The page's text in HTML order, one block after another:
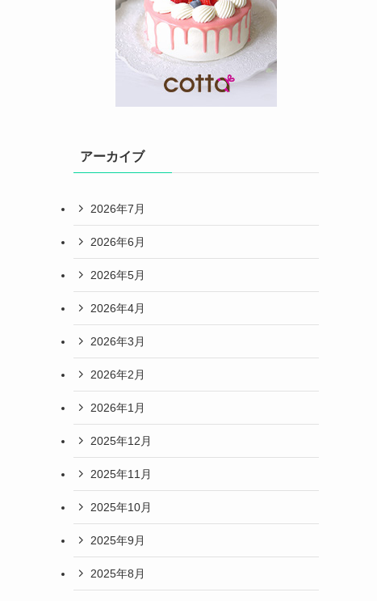
アーカイブ
2026年7月
2026年6月
2026年5月
2026年4月
2026年3月
2026年2月
2026年1月
2025年12月
2025年11月
2025年10月
2025年9月
2025年8月